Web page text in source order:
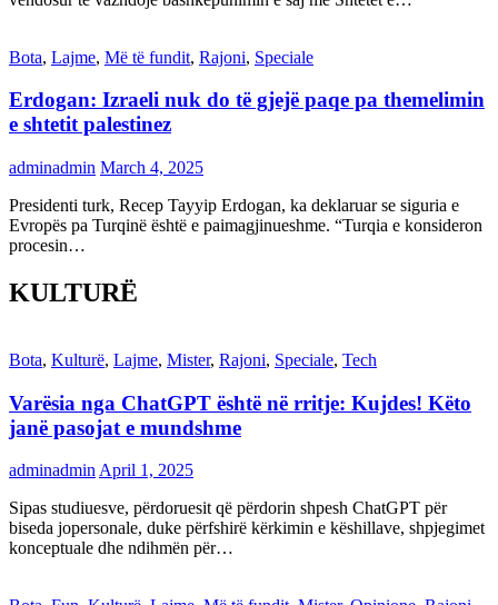
Bota, Lajme, Më të fundit, Rajoni, Speciale
Erdogan: Izraeli nuk do të gjejë paqe pa themelimin
e shtetit palestinez
adminadmin March 4, 2025
Presidenti turk, Recep Tayyip Erdogan, ka deklaruar se siguria e
Evropës pa Turqinë është e paimagjinueshme. “Turqia e konsideron
procesin…
KULTURË
Bota, Kulturë, Lajme, Mister, Rajoni, Speciale, Tech
Varësia nga ChatGPT është në rritje: Kujdes! Këto
janë pasojat e mundshme
adminadmin April 1, 2025
Sipas studiuesve, përdoruesit që përdorin shpesh ChatGPT për
biseda jopersonale, duke përfshirë kërkimin e këshillave, shpjegimet
konceptuale dhe ndihmën për…